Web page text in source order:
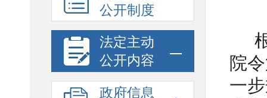
公开制度
法定主动
公开内容
政府信息
院
一